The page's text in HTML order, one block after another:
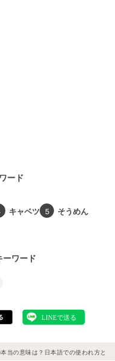
ード
キャベツ 5 そうめん
ーワード
当の意味は？日本語での使われ方と